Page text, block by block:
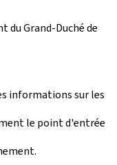
du Grand-Duché de
informations sur les
le point d'entrée